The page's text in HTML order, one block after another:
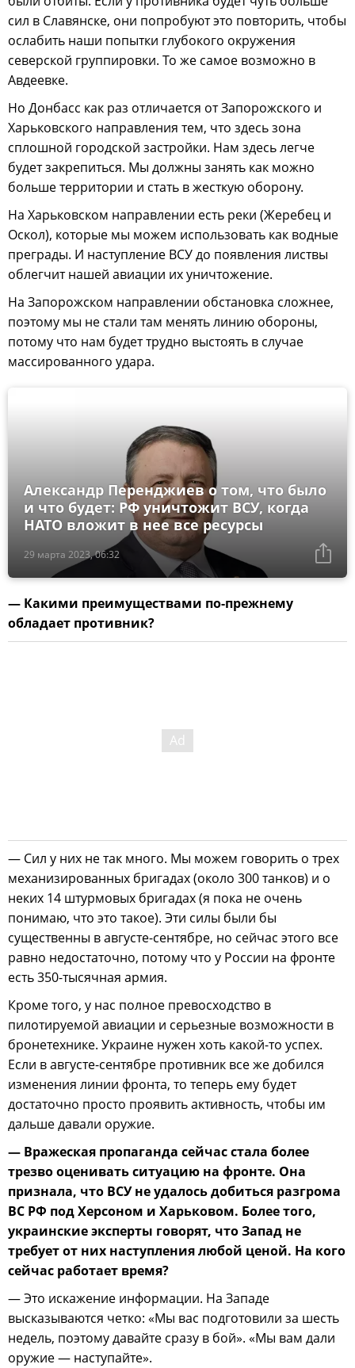
сил в Славянске, они попробуют это повторить, чтобы
ослабить наши попытки глубокого окружения
северской группировки. То же самое возможно в
Авдеевке.
Но Донбасс как раз отличается от Запорожского и
Харьковского направления тем, что здесь зона
сплошной городской застройки. Нам здесь легче
будет закрепиться. Мы должны занять как можно
больше территории и стать в жесткую оборону.
На Харьковском направлении есть реки (Жеребец и
Оскол), которые мы можем использовать как водные
преграды. И наступление ВСУ до появления листвы
облегчит нашей авиации их уничтожение.
На Запорожском направлении обстановка сложнее,
поэтому мы не стали там менять линию обороны,
потому что нам будет трудно выстоять в случае
массированного удара.
29 марта 2023, 06:32
Александр Перенджиев о том, что было
и что будет: РФ уничтожит ВСУ, когда
НАТО вложит в нее все ресурсы
— Какими преимуществами по-прежнему
обладает противник?
— Сил у них не так много. Мы можем говорить о трех
механизированных бригадах (около 300 танков) и о
неких 14 штурмовых бригадах (я пока не очень
понимаю, что это такое). Эти силы были бы
существенны в августе-сентябре, но сейчас этого все
равно недостаточно, потому что у России на фронте
есть 350-тысячная армия.
Кроме того, у нас полное превосходство в
пилотируемой авиации и серьезные возможности в
бронетехнике. Украине нужен хоть какой-то успех.
Если в августе-сентябре противник все же добился
изменения линии фронта, то теперь ему будет
достаточно просто проявить активность, чтобы им
дальше давали оружие.
— Вражеская пропаганда сейчас стала более
трезво оценивать ситуацию на фронте. Она
признала, что ВСУ не удалось добиться разгрома
ВС РФ под Херсоном и Харьковом. Более того,
украинские эксперты говорят, что Запад не
требует от них наступления любой ценой. На кого
сейчас работает время?
— Это искажение информации. На Западе
высказываются четко: «Мы вас подготовили за шесть
недель, поэтому давайте сразу в бой». «Мы вам дали
оружие — наступайте».